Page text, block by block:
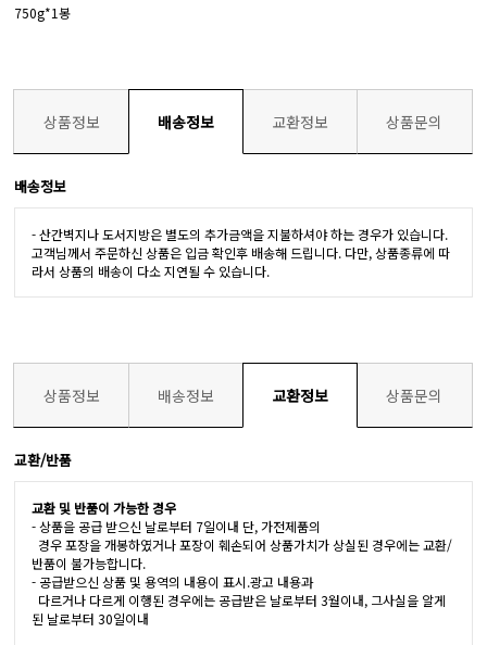
750g*1봉
상품정보 배송정보 교환정보 상품문의
배송정보
- 산간벽지나 도서지방은 별도의 추가금액을 지불하셔야 하는 경우가 있습니다.
고객님께서 주문하신 상품은 입금 확인후 배송해 드립니다. 다만, 상품종류에 따
라서 상품의 배송이 다소 지연될 수 있습니다.
상품정보 배송정보 교환정보 상품문의
교환/반품
교환 및 반품이 가능한 경우
- 상품을 공급 받으신 날로부터 7일이내 단, 가전제품의
경우 포장을 개봉하였거나 포장이 훼손되어 상품가치가 상실된 경우에는 교환/
반품이 불가능합니다.
- 공급받으신 상품 및 용역의 내용이 표시.광고 내용과
다르거나 다르게 이행된 경우에는 공급받은 날로부터 3월이내, 그사실을 알게
된 날로부터 30일이내